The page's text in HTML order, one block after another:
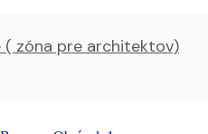
( zóna pre architektov)